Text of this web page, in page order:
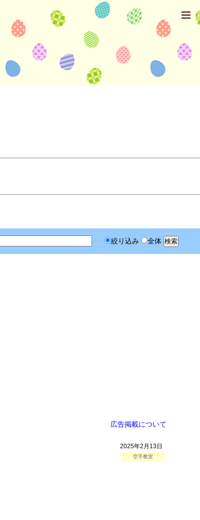
絞り込み 全体
広告掲載について
2025年2月13日
空手教室